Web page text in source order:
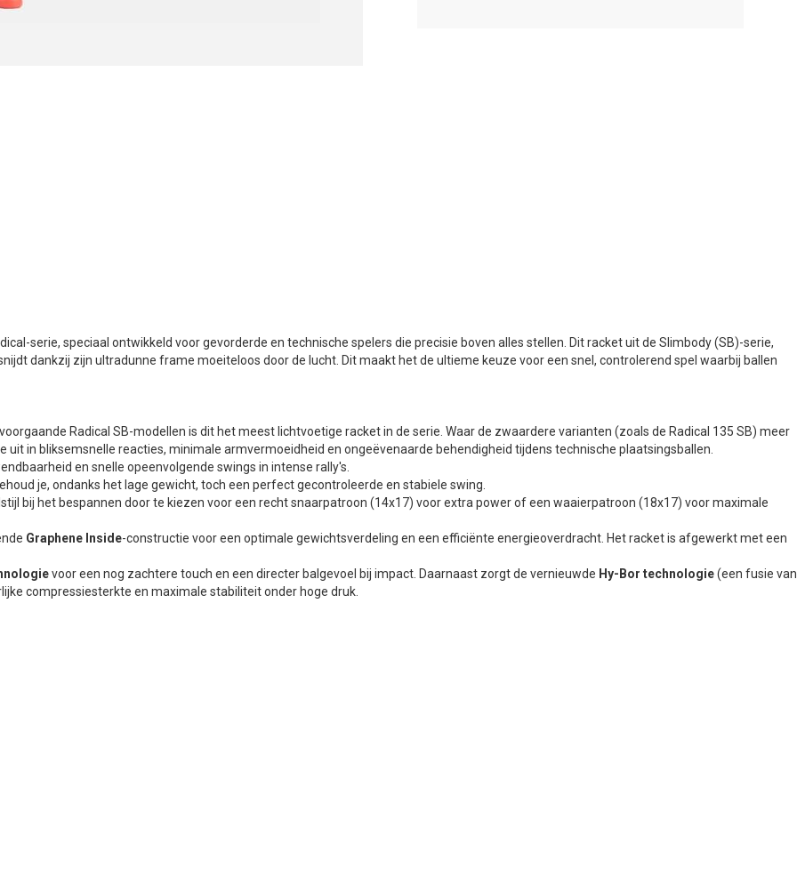
serie, speciaal ontwikkeld voor gevorderde en technische spelers die precisie boven alles stellen. Dit racket uit de Slimbody (SB)-serie,
dankzij zijn ultradunne frame moeiteloos door de lucht. Dit maakt het de ultieme keuze voor een snel, controlerend spel waarbij ballen
Radical SB-modellen is dit het meest lichtvoetige racket in de serie. Waar de zwaardere varianten (zoals de Radical 135 SB) meer
uit in bliksemsnelle reacties, minimale armvermoeidheid en ongeëvenaarde behendigheid tijdens technische plaatsingsballen.
en snelle opeenvolgende swings in intense rally's.
je, ondanks het lage gewicht, toch een perfect gecontroleerde en stabiele swing.
bij het bespannen door te kiezen voor een recht snaarpatroon (14x17) voor extra power of een waaierpatroon (18x17) voor maximale
Graphene Inside-constructie voor een optimale gewichtsverdeling en een efficiënte energieoverdracht. Het racket is afgewerkt met een
voor een nog zachtere touch en een directer balgevoel bij impact. Daarnaast zorgt de vernieuwde Hy-Bor technologie(een fusie van
compressiesterkte en maximale stabiliteit onder hoge druk.